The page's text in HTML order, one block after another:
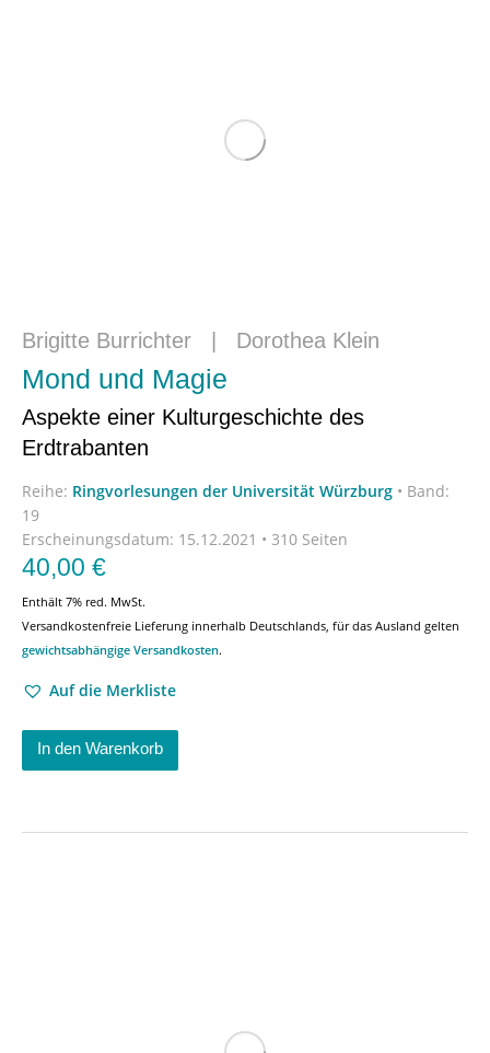
Brigitte Burrichter Dorothea Klein
Mond und Magie
Aspekte einer Kulturgeschichte des
Erdtrabanten
Reihe: Ringvorlesungen der Universität Würzburg • Band:
19
Erscheinungsdatum: 15.12.2021 • 310 Seiten
40,00 €
Enthält 7% red. MwSt.
Versandkostenfreie Lieferung innerhalb Deutschlands, für das Ausland gelten
gewichtsabhängige Versandkosten.
Auf die Merkliste
In den Warenkorb